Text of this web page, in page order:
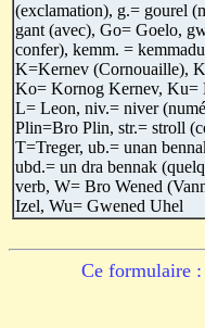
(exclamation), g.= gourel
gant (avec), Go= Goelo,
confer), kemm. =
K=Kernev (Cornouaille),
Ko= Kornog Kernev, Ku=
L= Leon, niv.= niver
Plin=Bro Plin, str.= stroll
T=Treger, ub.= unan
ubd.= un dra bennak
verb, W= Bro Wened
Izel, Wu= Gwened Uhel
Ce formulaire :